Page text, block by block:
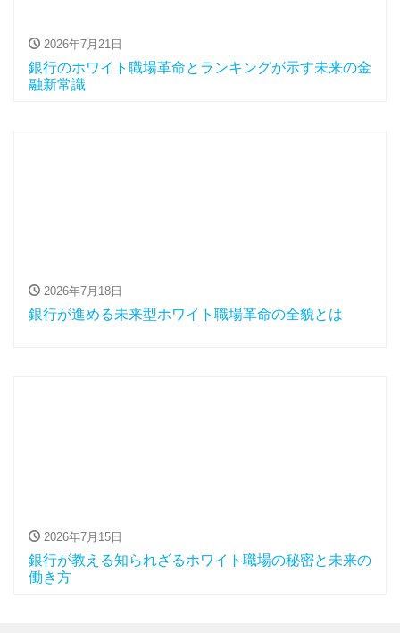
2026年7月21日
銀行のホワイト職場革命とランキングが示す未来の金
融新常識
2026年7月18日
銀行が進める未来型ホワイト職場革命の全貌とは
2026年7月15日
銀行が教える知られざるホワイト職場の秘密と未来の
働き方